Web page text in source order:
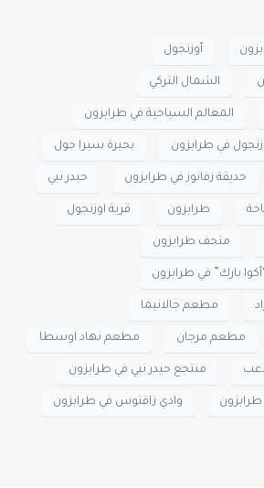
أوزنجول
الشمال التركي
المعالم السياحية في طرابزون
في طرابزون بحيرة سيرا جول
حديقة زفانوز في طرابزون حيدر نبي
طرابزون قرية اوزنجول
متحف طرابزون
بارك” في طرابزون
مطعم جالانيما
مطعم مرجان مطعم نهاد اوسطا
منتجع حيدر نبي في طرابزون
طرابزون وادي زاقنوس في طرابزون